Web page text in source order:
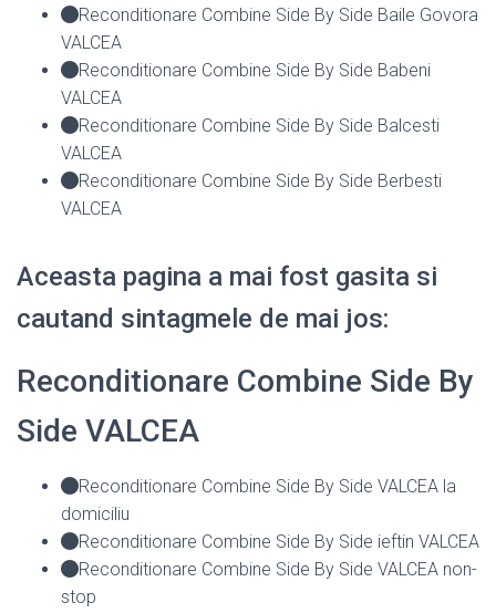
Reconditionare Combine Side By Side Baile Govora
VALCEA
Reconditionare Combine Side By Side Babeni
VALCEA
Reconditionare Combine Side By Side Balcesti
VALCEA
Reconditionare Combine Side By Side Berbesti
VALCEA
Aceasta pagina a mai fost gasita si
cautand sintagmele de mai jos:
Reconditionare Combine Side By
Side VALCEA
Reconditionare Combine Side By Side VALCEA la
domiciliu
Reconditionare Combine Side By Side ieftin VALCEA
Reconditionare Combine Side By Side VALCEA non-
stop